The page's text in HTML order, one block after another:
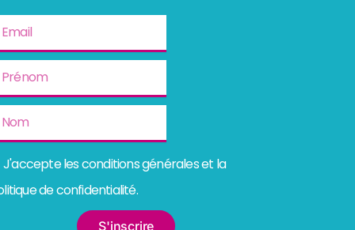
J'accepte les conditions générales et la
de confidentialité.
S'inscrire